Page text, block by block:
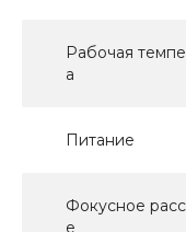
Рабочая
а
Питание
Фокусное
е